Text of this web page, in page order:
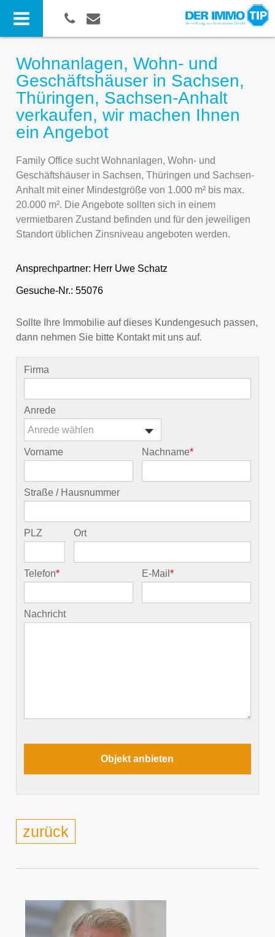
Wohnanlagen, Wohn- und
Geschäftshäuser in Sachsen,
Thüringen, Sachsen-Anhalt
verkaufen, wir machen Ihnen
ein Angebot
Family Office sucht Wohnanlagen, Wohn- und
Geschäftshäuser in Sachsen, Thüringen und Sachsen-
Anhalt mit einer Mindestgröße von 1.000 m² bis max.
20.000 m². Die Angebote sollten sich in einem
vermietbaren Zustand befinden und für den jeweiligen
Standort üblichen Zinsniveau angeboten werden.
Ansprechpartner: Herr Uwe Schatz
Gesuche-Nr.: 55076
Sollte Ihre Immobilie auf dieses Kundengesuch passen,
dann nehmen Sie bitte Kontakt mit uns auf.
Firma
Anrede
Anrede wählen
Vorname Nachname*
Straße / Hausnummer
PLZ Ort
Telefon* E-Mail*
Nachricht
zurück